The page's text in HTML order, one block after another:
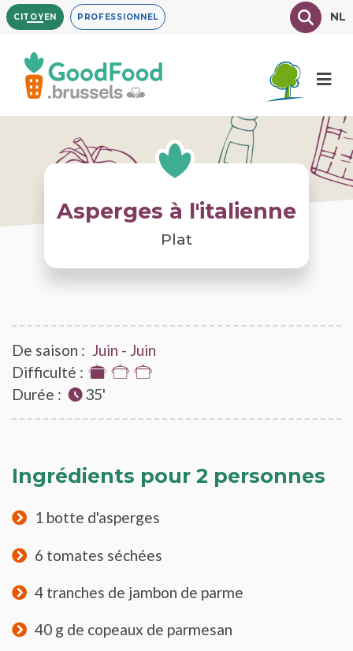
Aller
au
contenu
principal
CITOYEN PROFESSIONNEL TexteNL
Asperges à l'italienne
Plat
De saison : Juin - Juin
Difficulté : 1
sur
3
Durée : 35'
Ingrédients pour 2 personnes
1 botte d'asperges
6 tomates séchées
4 tranches de jambon de parme
40 g de copeaux de parmesan